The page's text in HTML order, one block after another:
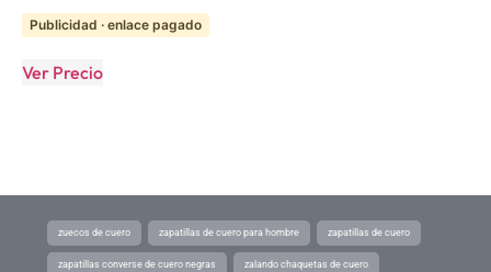
Publicidad · enlace pagado
Ver Precio
zuecos de cuero zapatillas de cuero para hombre zapatillas de cuero
zapatillas converse de cuero negras zalando chaquetas de cuero